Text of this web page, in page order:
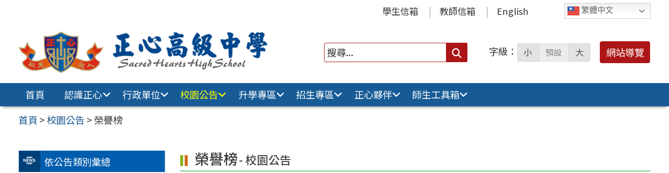
繁體中文
學生信箱 教師信箱 English
搜
字級： 小 預設 大 網站導覽
首頁 認識正心 行政單位 校園公告 升學專區 招生專區 正心夥伴
師生工具箱
首頁 >校園公告 > 榮譽榜
依公告類別彙總 榮譽榜- 校園公告